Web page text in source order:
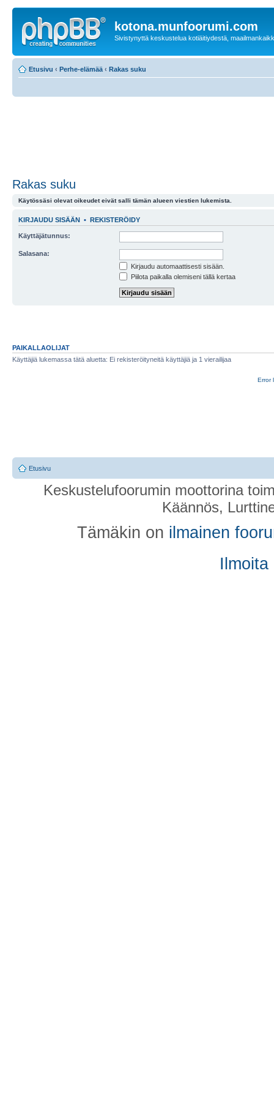
kotona.munfoorumi.com
Sivistynyttä keskustelua kotiäitiydestä,
Etusivu ‹ Perhe-elämää ‹ Rakas suku
Rakas suku
Käytössäsi olevat oikeudet eivät salli tämän alueen viestien lukemista.
KIRJAUDU SISÄÄN • REKISTERÖIDY
Käyttäjätunnus:
Salasana:
Kirjaudu automaattisesti sisään.
Piilota paikalla olemiseni tällä kertaa
PAIKALLAOLIJAT
Käyttäjiä lukemassa tätä aluetta: Ei rekisteröityneitä käyttäjiä ja 1 vierailijaa
Error
Etusivu
Keskustelufoorumin moottorina
Käännös,
Tämäkin on ilmainen